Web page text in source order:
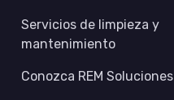
Servicios de limpieza y
mantenimiento
Conozca REM Soluciones